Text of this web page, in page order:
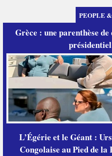
PEOPLE
Grèce : une parenthèse
L’Égérie et le Géant :
Congolaise au Pied de